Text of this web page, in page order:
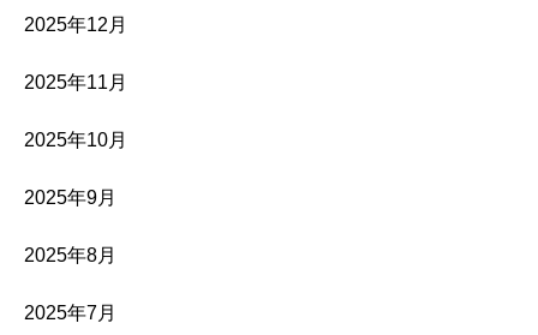
2025年12月
2025年11月
2025年10月
2025年9月
2025年8月
2025年7月